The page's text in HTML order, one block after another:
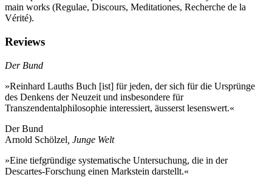
main works (Regulae, Discours, Meditationes, Recherche de la
Vérité).
Reviews
Der Bund
»Reinhard Lauths Buch [ist] für jeden, der sich für die Ursprünge
des Denkens der Neuzeit und insbesondere für
Transzendentalphilosophie interessiert, äusserst lesenswert.«
Der Bund
Arnold Schölzel , Junge Welt
»Eine tiefgründige systematische Untersuchung, die in der
Descartes-Forschung einen Markstein darstellt.«